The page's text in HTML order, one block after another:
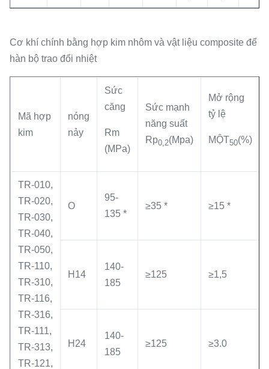
Cơ khí chính bằng hợp kim nhôm và vật liệu composite để
hàn bộ trao đổi nhiệt
Mã hợp
kim
nóng
nảy
Sức
căng
Rm
(MPa)
Sức mạnh
năng suất
Rp0,2(Mpa)
Mở rộng
tỷ lệ
MỘT50(%)
TR-010,
TR-020,
TR-030,
TR-040,
TR-050,
TR-110,
TR-310,
TR-116,
TR-316,
TR-111,
TR-313,
TR-121,
O
95-
135 *
≥35 * ≥15 *
H14
140-
185
≥125 ≥1,5
H24
140-
185
≥125 ≥3.0